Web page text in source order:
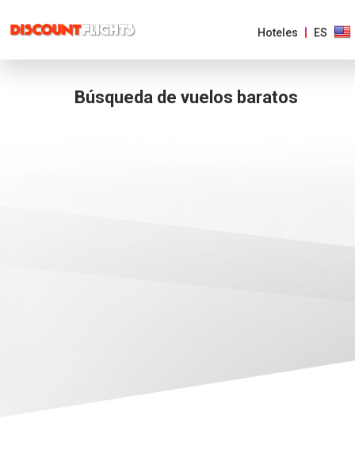
Hoteles ES
Búsqueda de vuelos baratos